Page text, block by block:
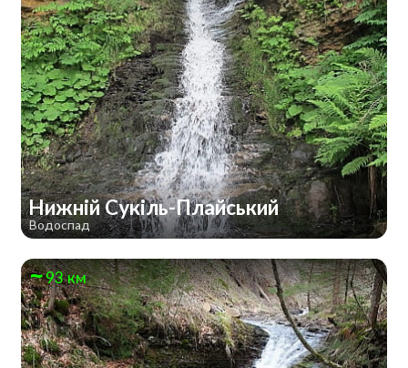
Нижній Сукіль-Плайський
Водоспад
93 км